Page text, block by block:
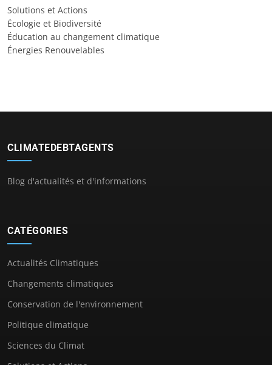
Solutions et Actions
Écologie et Biodiversité
Éducation au changement climatique
Énergies Renouvelables
CLIMATEDEBTAGENTS
Blog d'actualités et d'informations
CATÉGORIES
Actualités Climatiques
Changements climatiques
Conservation de l'environnement
Politique climatique
Sciences du Climat